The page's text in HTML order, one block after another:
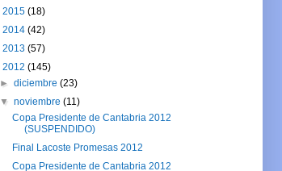
2015 (18)
2014 (42)
2013 (57)
2012 (145)
►diciembre(23)
▼noviembre(11)
Copa Presidente de Cantabria 2012
(SUSPENDIDO)
Final Lacoste Promesas 2012
Copa Presidente de Cantabria 2012